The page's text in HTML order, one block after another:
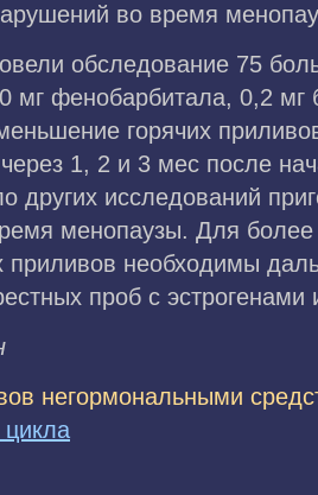
во время
обследование 75
мг фенобарбитала, 0,2 мг
горячих
через 1, 2 и 3 мес после
других исследований
менопаузы. Для более
приливов необходимы
проб с эстрогенами
негормональными
цикла